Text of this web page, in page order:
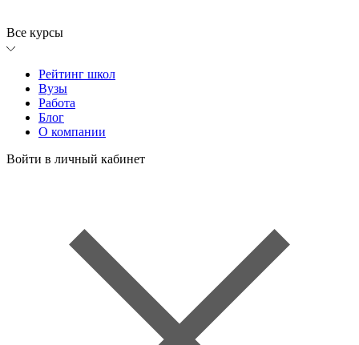
Все курсы
Рейтинг школ
Вузы
Работа
Блог
О компании
Войти в личный кабинет